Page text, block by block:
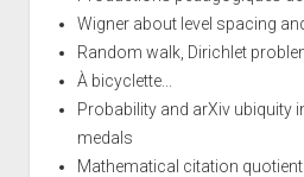
Wigner about level spacing
Random walk, Dirichlet
À bicyclette...
Probability and arXiv ubiquity
medals
Mathematical citation